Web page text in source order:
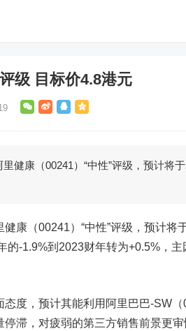
级 目标价4.8港元
康（00241）“中性”评级，预计将于
健康 （00241）“中性”评级，预计将
的-1.9%到2023财年转为+0.5%，
度，预计其能利用 阿里巴巴-SW
滞，对疲弱的第三方销售前景更